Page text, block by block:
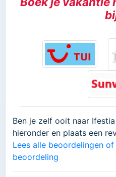
Ben je zelf ooit naar
hieronder en plaats een
Lees alle beoordelingen
beoordeling